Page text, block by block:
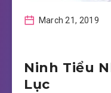
March 21, 2019
Ninh Tiểu
Lục